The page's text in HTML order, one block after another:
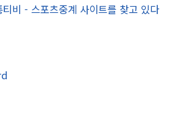
티비 - 스포츠중계 사이트를 찾고 있다